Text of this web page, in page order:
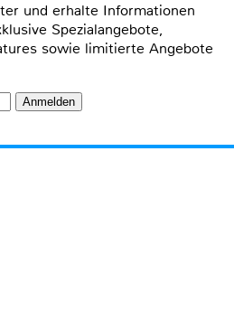
und erhalte Informationen
Spezialangebote,
sowie limitierte Angebote